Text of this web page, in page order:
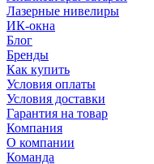
Лазерные нивелиры
ИК-окна
Блог
Бренды
Как купить
Условия оплаты
Условия доставки
Гарантия на товар
Компания
О компании
Команда